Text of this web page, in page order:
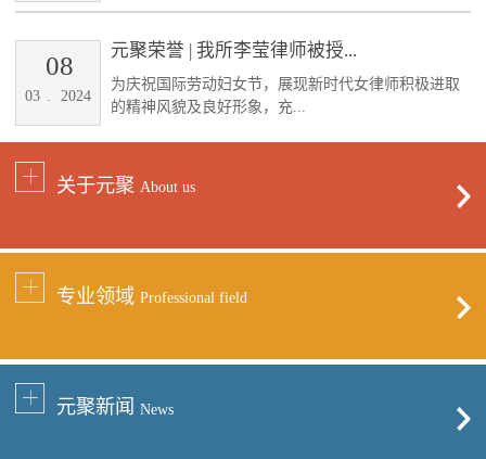
元聚荣誉 | 我所李莹律师被授...
为庆祝国际劳动妇女节，展现新时代女律师积极进取
的精神风貌及良好形象，充...
03 2024
08
关于元聚 About us
专业领域 Professional field
元聚新闻 News